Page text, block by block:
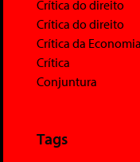
Crítica do direito
Crítica do direito
Crítica da Economia
Crítica
Conjuntura
Tags